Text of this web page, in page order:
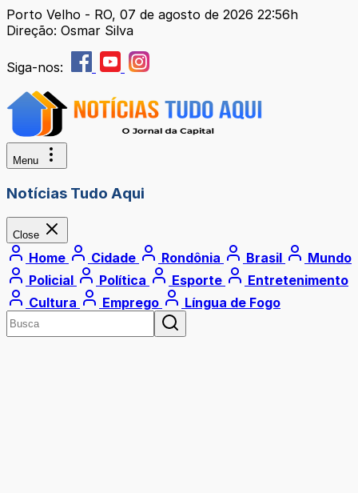
Porto Velho - RO, 07 de agosto de 2026 22:56h
Direção: Osmar Silva
Siga-nos:
Menu
Notícias Tudo Aqui
Close
Home Cidade Rondônia Brasil
Mundo
Policial
Política Esporte
Entretenimento
Cultura
Emprego Língua de Fogo